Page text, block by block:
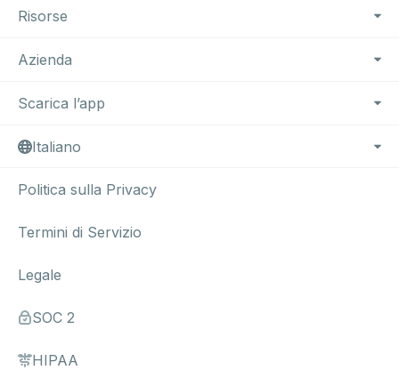
Risorse
Azienda
Scarica l’app
Italiano
Politica sulla Privacy
Termini di Servizio
Legale
SOC 2
HIPAA